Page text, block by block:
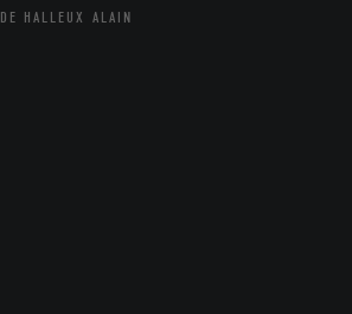
DE HALLEUX ALAIN